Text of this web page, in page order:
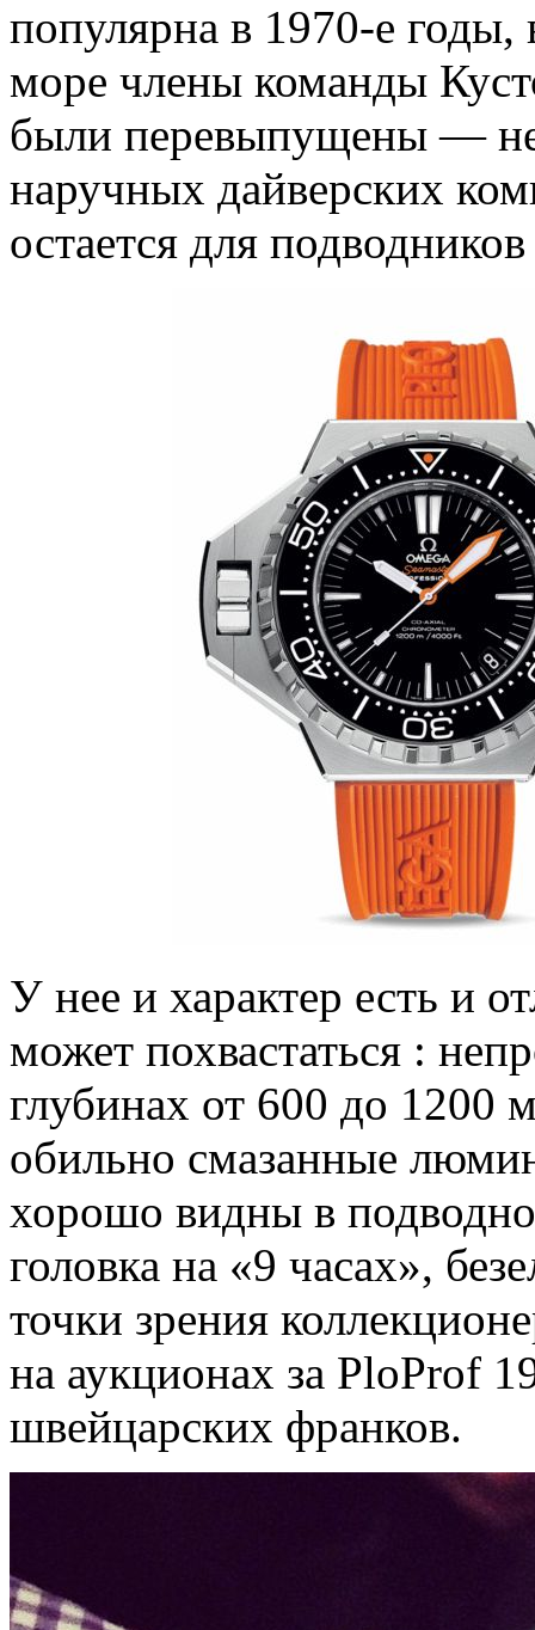
популярна в 1970-е годы,
море члены команды
были перевыпущены —
наручных дайверских
остается для
У нее и характер есть и
может похвастаться :
глубинах от 600 до 1200
обильно смазанные
хорошо видны в
головка на «9 часах»,
точки зрения
на аукционах за PloProf
швейцарских франков.